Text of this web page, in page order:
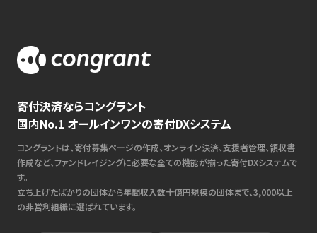
寄付決済ならコングラント
国内No.1 オールインワンの寄付DXシステム
コングラントは、寄付募集ページの作成、オンライン決済、支援者管理、領収書
作成など、ファンドレイジングに必要な全ての機能が揃った寄付DXシステムで
す。
立ち上げたばかりの団体から年間収入数十億円規模の団体まで、3,000以上
の非営利組織に選ばれています。